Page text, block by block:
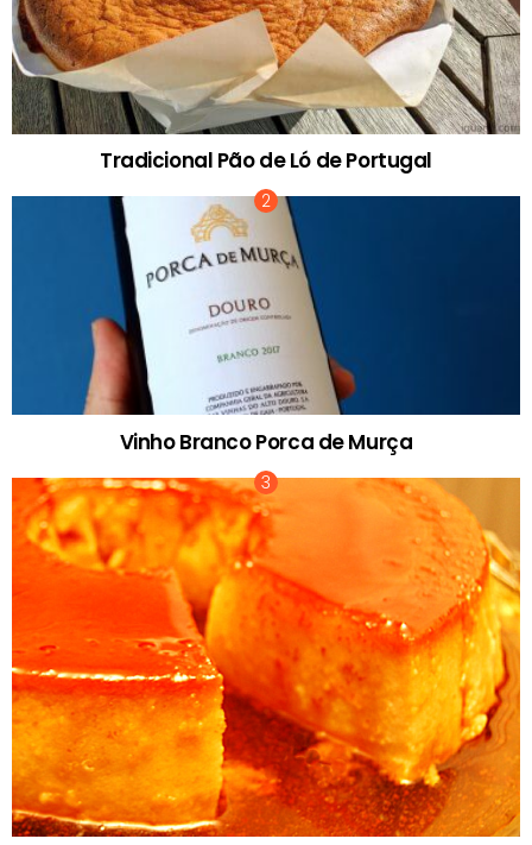
Tradicional Pão de Ló de Portugal
Vinho Branco Porca de Murça